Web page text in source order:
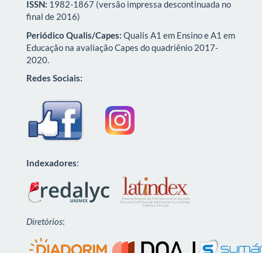
ISSN: 1982-1867 (versão impressa descontinuada no
final de 2016)
Periódico Qualis/Capes: Qualis A1 em Ensino e A1 em
Educação na avaliação Capes do quadriênio 2017-
2020.
Redes Sociais:
Indexadores:
Diretórios: